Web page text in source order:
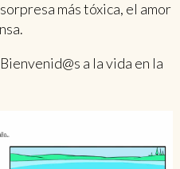
más tóxica, el amor
a la vida en la